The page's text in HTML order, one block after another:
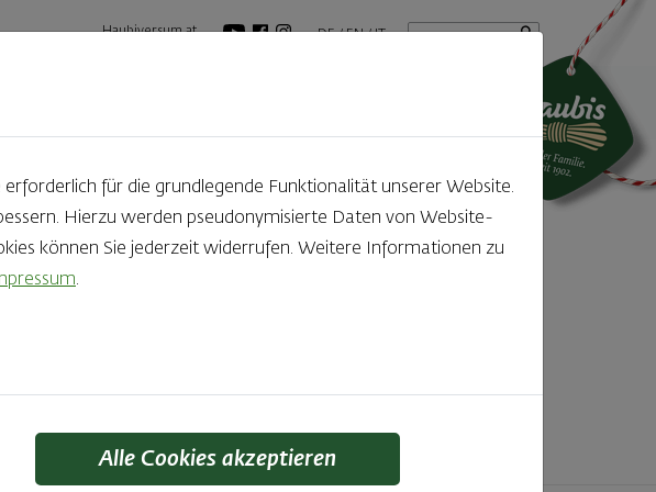
Haubiversum.at DE EN IT Suchbegriff
entdecken
für die grundlegende Funktionalität unserer Website.
Hierzu werden pseudonymisierte Daten von Website-
können Sie jederzeit widerrufen. Weitere Informationen zu
.
Alle Cookies akzeptieren